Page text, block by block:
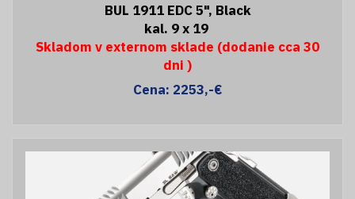
BUL 1911 EDC 5", Black
kal. 9 x 19
Skladom v externom sklade (dodanie cca 30
dni )
Cena: 2253,-€